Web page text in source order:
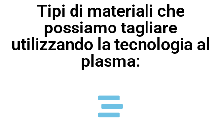
Tipi di materiali che
possiamo tagliare
utilizzando la tecnologia al
plasma: